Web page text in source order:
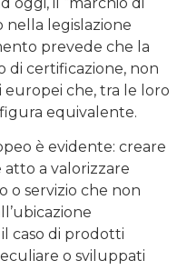
oggi, il “marchio di
nella legislazione
prevede che la
di certificazione, non
che, tra le loro
equivalente.
è evidente: creare
atto a valorizzare
o servizio che non
caso di prodotti
o sviluppati